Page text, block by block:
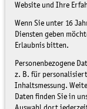
Website und Ihre
Wenn Sie unter 16
Diensten geben
Erlaubnis bitten.
Personenbezogene
z. B. für
Inhaltsmessung.
Daten finden Sie in
Themen »
UN -